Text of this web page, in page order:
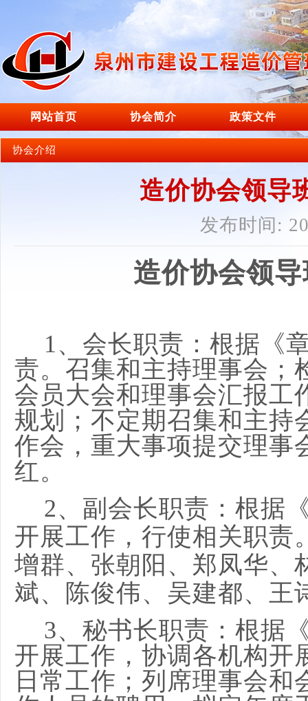
网站首页 协会简介 政策文件
协会介绍
造价协会领导
发布时间:
造价协会领
1、 会长职责： 根据《
责。召集和主持理事会；
会员大会和理事会汇报工
规划；不定期召集和主持
作会，重大事项提交理事
红。
2、副会长职责： 根据
开展工作，行使相关职责
增群、张朝阳、郑凤华、
斌、陈俊伟、吴建都、王
3、秘书长职责： 根据
开展工作，协调各机构开
日常工作；列席理事会和